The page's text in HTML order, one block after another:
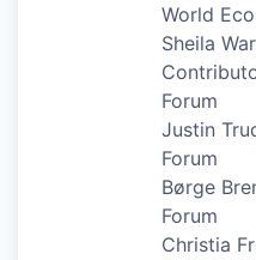
World
Sheila
Forum
Justin
Forum
Børge
Forum
Christia